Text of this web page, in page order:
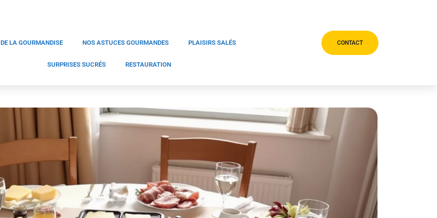
LA GOURMANDISE NOS ASTUCES GOURMANDES PLAISIRS SALÉS
SURPRISES SUCRÉS RESTAURATION
CONTACT